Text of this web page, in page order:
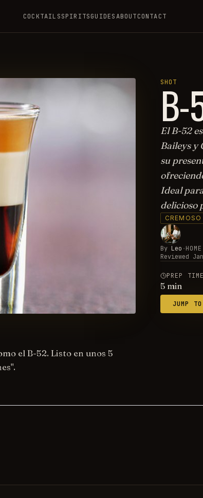
COCKTAILSSPIRITSGUIDESABOUTCONTACT
SHOT
B-
El B-52
Baileys y
su
Ideal
delicioso
CREMOSO
By Leo ·
Reviewed
PREP TIME
5min
JUMP
el B-52. Listo en unos 5